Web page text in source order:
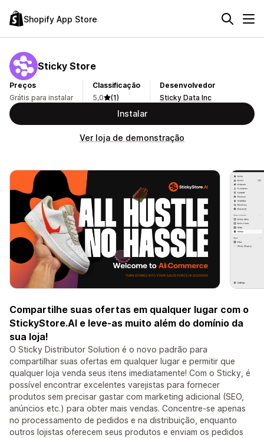
Shopify App Store
Sticky Store
Preços
Grátis para instalar
Classificação
5,0
(1)
Desenvolvedor
Sticky Data Inc
Instalar
Ver loja de demonstração
Compartilhe suas ofertas em qualquer lugar com o
StickyStore.AI e leve-as muito além do domínio da
sua loja!
O Sticky Distributor Solution é o novo padrão para
compartilhar suas ofertas em qualquer lugar e permitir que
qualquer loja venda seus itens imediatamente! Com o Sticky, é
possível encontrar excelentes varejistas para fornecer
produtos sem precisar gastar com marketing adicional (SEO,
anúncios etc.) para obter mais vendas. Concentre-se apenas
no processamento de pedidos e na distribuição, enquanto
outros lojistas oferecem seus produtos e enviam os pedidos